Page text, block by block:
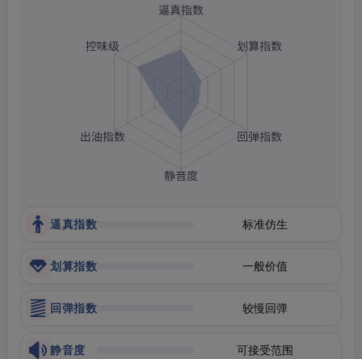
逼真指数 标准仿生
划算指数 一般价值
回弹指数 较慢回弹
静音度 可接受范围